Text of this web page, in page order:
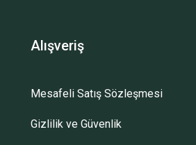
Alışveriş
Mesafeli Satış Sözleşmesi
Gizlilik ve Güvenlik